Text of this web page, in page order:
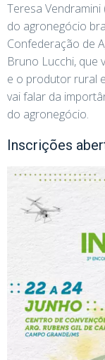
Teresa
do agronegócio
Confederação de
Bruno Lucchi, que
e o produtor rural
vai falar da
do agronegócio.
Inscrições